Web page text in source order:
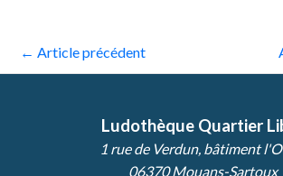
← Article précédent
Ludothèque Quartier
1 rue de Verdun, bâtiment
06370 Mouans-Sartoux